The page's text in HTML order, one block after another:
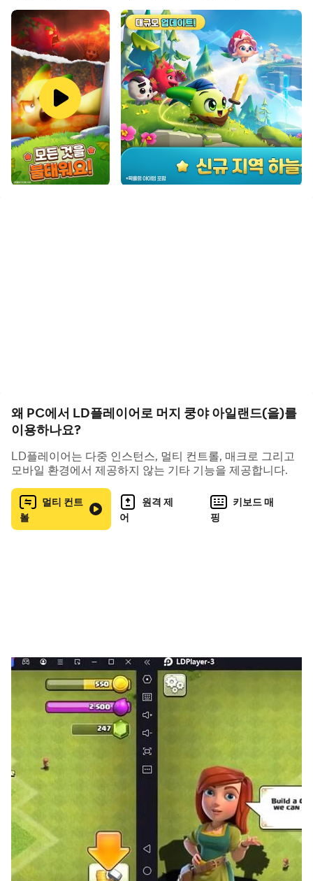
또한 파일 전송 기능을 통해 이미지, 비디오 및 파일을 공유
하는 것도 매우 쉬워집니다.
컴퓨터에서 머지 쿵야 아일랜드(을)를 다운로드하고 실행하
여 큰 화면과 고화질의 PC 환경에서 즐기세요!
귀여운 섬의 정령 쿵야들과 함께 오염된 섬을 정화시켜주세
요!
인류 최후의 생존자로 정령왕이 된 당신, 오직 당신만이 머
지로 이 섬을 구해줄수 있습니다!
죠?
▶손끝으로 만드는 아름다운 “섬 꾸미기”
홀씨가 꽃이되고, 통나무가 집이 돼요!
아름다운 섬에서 쿵야들이 행복하게 살수 있도록 예쁘게 꾸
며주세요!
아이템 포함)
- 공급자: 넷마블㈜ 대표이사: 김병규
- 이용조건 및 기간: 게임 내 별도 고지된 내용에 따름
(사용기간이 표시되지 않은 경우, 서비스의 종료일까지를
사용기간으로 간주)
- 결제금액 및 방법: 상품 별 별도 고지된 결제금액 및 결제
방법에 따름
(외화 결제 시 환율 및 수수료 등으로 인해 실제 청구금액과
다를 수 있음)
- 상품지급방식: 게임 내 구매한 아이디(캐릭터)로 즉시 지
- 최소OS사양: Android 5.0
- 주소: 서울특별시 구로구 디지털로 28길 38, G-Tower 넷
왜 PC에서 LD플레이어로 머지 쿵야 아일랜드(을)를
이용하나요?
LD플레이어는 다중 인스턴스, 멀티 컨트롤, 매크로 그리고
모바일 환경에서 제공하지 않는 기타 기능을 제공합니다.
멀티 컨트
롤
원격 제
어
키보드 매
핑